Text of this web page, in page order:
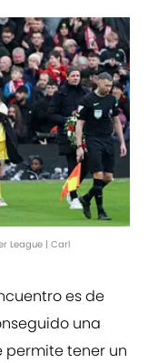
League | Carl
es de
una
tener un